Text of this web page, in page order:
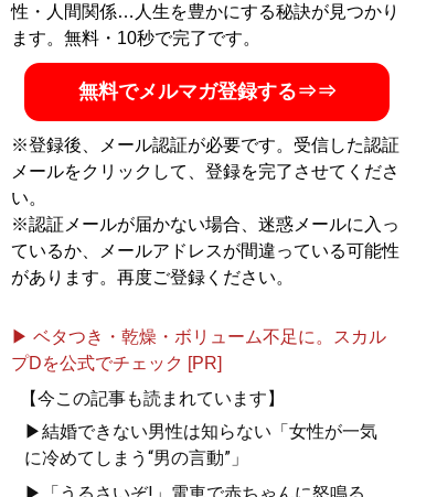
記事一覧へ
性・人間関係…人生を豊かにする秘訣が見つかり
ます。無料・10秒で完了です。
無料でメルマガ登録する⇒⇒
※登録後、メール認証が必要です。受信した認証
メールをクリックして、登録を完了させてくださ
い。
※認証メールが届かない場合、迷惑メールに入っ
ているか、メールアドレスが間違っている可能性
があります。再度ご登録ください。
▶ ベタつき・乾燥・ボリューム不足に。スカル
プDを公式でチェック [PR]
【今この記事も読まれています】
▶結婚できない男性は知らない「女性が一気
に冷めてしまう“男の言動”」